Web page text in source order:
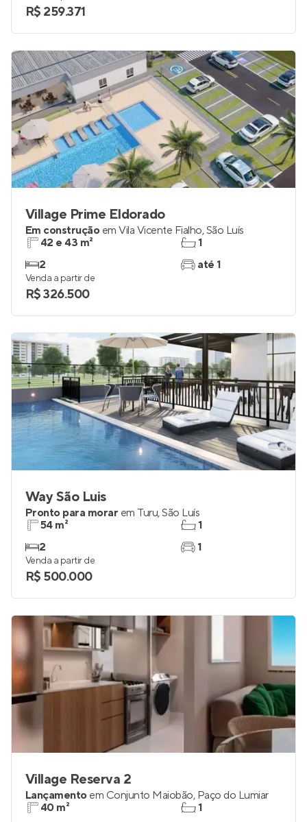
R$ 259.371
Village Prime Eldorado
Em construção em Vila Vicente Fialho,São Luís
42 e 43 m²
2
1
até 1
Venda a partir de
R$ 326.500
Way São Luis
Pronto para morar em Turu,São Luís
54 m²
2
1
1
Venda a partir de
R$ 500.000
Village Reserva 2
Lançamento em Conjunto Maiobão, Paço do Lumiar
40 m²
1